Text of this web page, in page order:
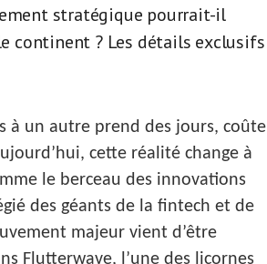
stratégique pourrait-il
continent ? Les détails exclusifs
à un autre prend des jours, coûte
cette réalité change à
le berceau des innovations
des géants de la fintech et de
majeur vient d’être
Flutterwave, l’une des licornes